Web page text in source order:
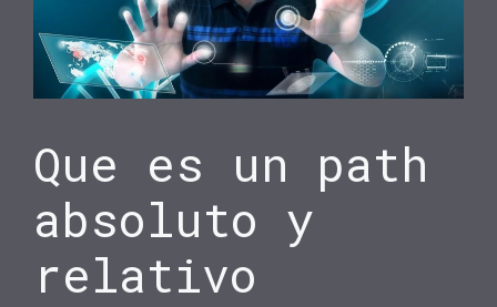
Que es un path
absoluto y
relativo